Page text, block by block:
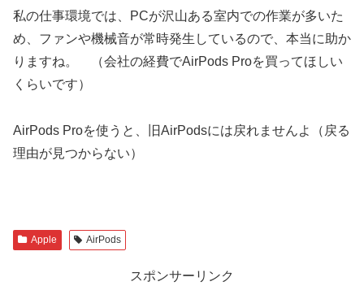
私の仕事環境では、PCが沢山ある室内での作業が多いた
め、ファンや機械音が常時発生しているので、本当に助か
りますね。 （会社の経費でAirPods Proを買ってほしい
くらいです）
AirPods Proを使うと、旧AirPodsには戻れませんよ（戻る
理由が見つからない）
Apple AirPods
スポンサーリンク